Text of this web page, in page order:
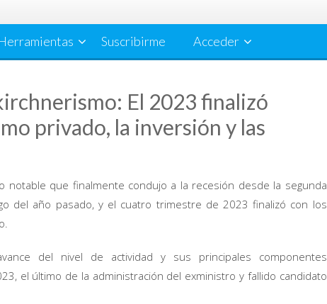
Suscribirme Acceder
El 2023 finalizó
privado, la inversión y las
notable que finalmente condujo a la recesión desde la segunda
del año pasado, y el cuatro trimestre de 2023 finalizó con los
del nivel de actividad y sus principales componentes
el último de la administración del exministro y fallido candidato